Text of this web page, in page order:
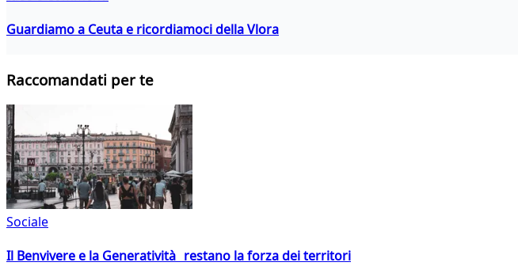
Guardiamo a Ceuta e ricordiamoci della Vlora
Raccomandati per te
Sociale
Il Benvivere e la Generatività restano la forza dei territori